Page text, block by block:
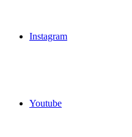
Instagram
Youtube